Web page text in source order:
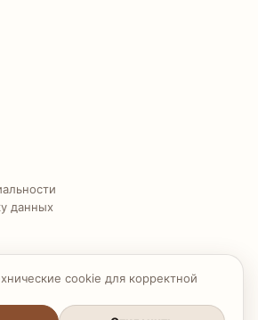
данных
cookie для корректной